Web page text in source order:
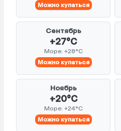
Можно купаться
Сентябрь
+27°C
Море: +28°C
Можно купаться
Ноябрь
+20°C
Море: +24°C
Можно купаться